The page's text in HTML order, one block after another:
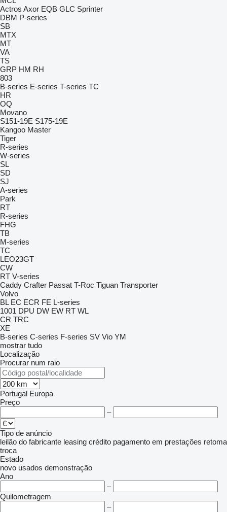
Actros Axor EQB GLC Sprinter
DBM P-series
SB
MTX
MT
VA
TS
GRP HM RH
803
B-series E-series T-series TC
HR
OQ
Movano
S151-19E S175-19E
Kangoo Master
Tiger
R-series
W-series
SL
SD
SJ
A-series
Park
RT
R-series
FHG
TB
M-series
TC
LEO23GT
CW
RT V-series
Caddy Crafter Passat T-Roc Tiguan Transporter
Volvo
BL EC ECR FE L-series
1001 DPU DW EW RT WL
CR TRC
XE
B-series C-series F-series SV Vio YM
mostrar tudo
Localização
Procurar num raio
Portugal Europa
Preço
–
Tipo de anúncio
leilão do fabricante leasing crédito pagamento em prestações retoma
troca
Estado
novo usados demonstração
Ano
–
Quilometragem
–